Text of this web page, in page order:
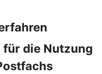
die Nutzung